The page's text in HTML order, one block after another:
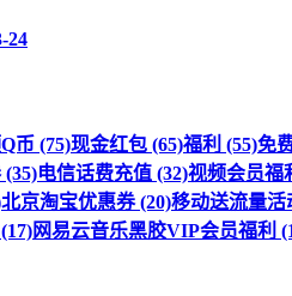
24
币 (75)现金红包 (65)福利 (55)免
(35)电信话费充值 (32)视频会员福
北京淘宝优惠券 (20)移动送流量活
网易云音乐黑胶VIP会员福利